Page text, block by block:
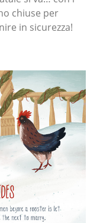
chiuse per
in sicurezza!